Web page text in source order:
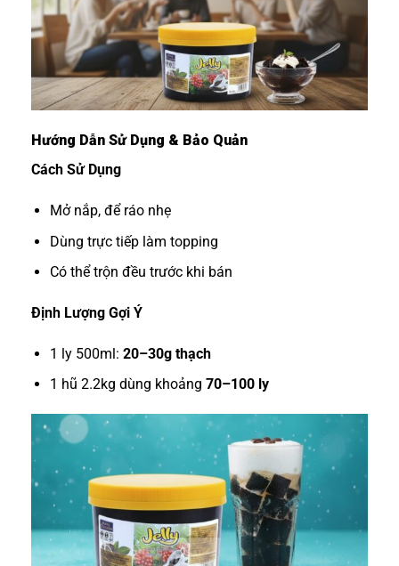
Hướng Dẫn Sử Dụng & Bảo Quản
Cách Sử Dụng
Mở nắp, để ráo nhẹ
Dùng trực tiếp làm topping
Có thể trộn đều trước khi bán
Định Lượng Gợi Ý
1 ly 500ml: 20–30g thạch
1 hũ 2.2kg dùng khoảng 70–100 ly